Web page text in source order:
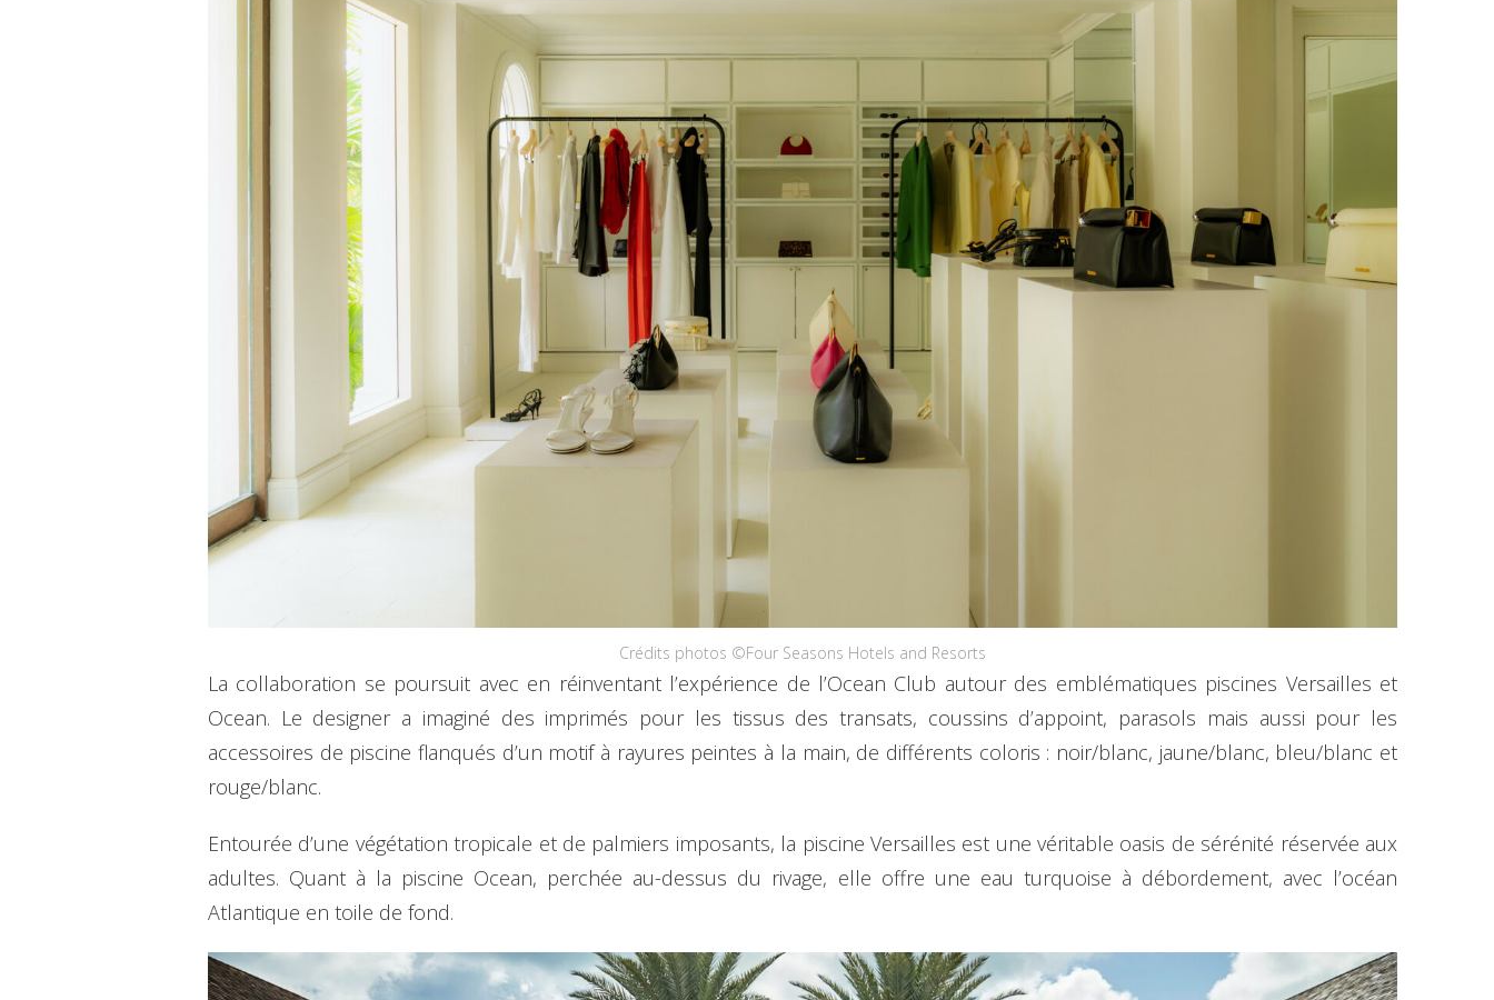
Crédits photos ©Four Seasons Hotels and Resorts
La collaboration se poursuit avec en réinventant l’expérience de l’Ocean Club autour des emblématiques piscines Versailles et
Ocean. Le designer a imaginé des imprimés pour les tissus des transats, coussins d’appoint, parasols mais aussi pour les
accessoires de piscine flanqués d’un motif à rayures peintes à la main, de différents coloris : noir/blanc, jaune/blanc, bleu/blanc et
rouge/blanc.
Entourée d’une végétation tropicale et de palmiers imposants, la piscine Versailles est une véritable oasis de sérénité réservée aux
adultes. Quant à la piscine Ocean, perchée au-dessus du rivage, elle offre une eau turquoise à débordement, avec l’océan
Atlantique en toile de fond.